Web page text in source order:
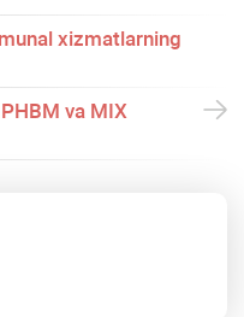
хizmatlarning
va MIX